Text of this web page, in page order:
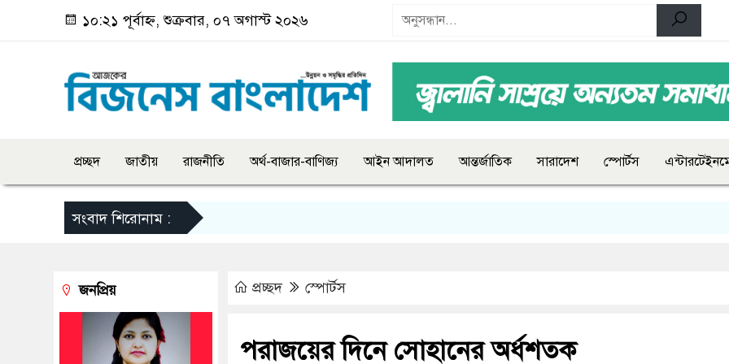
১০:২১ পূর্বাহ্ন, শুক্রবার, ০৭ অগাস্ট ২০২৬
প্রচ্ছদ জাতীয় রাজনীতি অর্থ-বাজার-বাণিজ্য আইন আদালত আন্তর্জাতিক সারাদেশ স্পোর্টস
সংবাদ শিরোনাম :
প্রচ্ছদ স্পোর্টস
পরাজয়ের দিনে সোহানের অর্ধশতক
জনপ্রিয়